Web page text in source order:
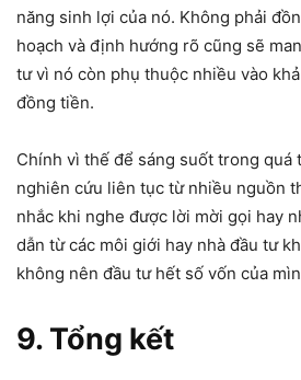
năng sinh lợi của nó. Không phải
hoạch và định hướng rõ cũng sẽ
tư vì nó còn phụ thuộc nhiều vào
đồng tiền.
Chính vì thế để sáng suốt trong quá
nghiên cứu liên tục từ nhiều nguồn
nhắc khi nghe được lời mời gọi hay
dẫn từ các môi giới hay nhà đầu tư
không nên đầu tư hết số vốn của
9. Tổng kết